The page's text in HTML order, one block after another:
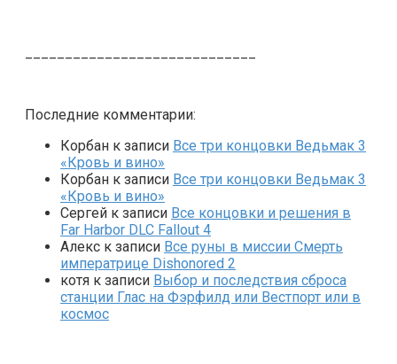
Последние комментарии:
Корбан к записи Все три концовки Ведьмак 3
«Кровь и вино»
Корбан к записи Все три концовки Ведьмак 3
«Кровь и вино»
Сергей к записи Все концовки и решения в
Far Harbor DLC Fallout 4
Алекс к записи Все руны в миссии Смерть
императрице Dishonored 2
котя к записи Выбор и последствия сброса
станции Глас на Фэрфилд или Вестпорт или в
космос